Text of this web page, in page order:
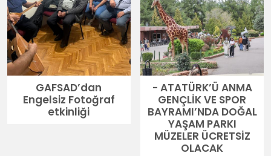
GAFSAD’dan
Engelsiz Fotoğraf
etkinliği
- ATATÜRK’Ü ANMA
GENÇLİK VE SPOR
BAYRAMI’NDA DOĞAL
YAŞAM PARKI
MÜZELER ÜCRETSİZ
OLACAK